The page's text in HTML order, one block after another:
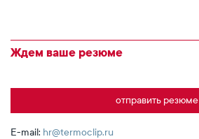
Ждем ваше резюме
отправить резюме
E-mail: hr@termoclip.ru